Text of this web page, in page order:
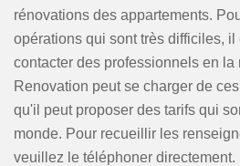
rénovations des appartements.
opérations qui sont très difficiles, il
contacter des professionnels en la
Renovation peut se charger de
qu'il peut proposer des tarifs qui
monde. Pour recueillir les
veuillez le téléphoner